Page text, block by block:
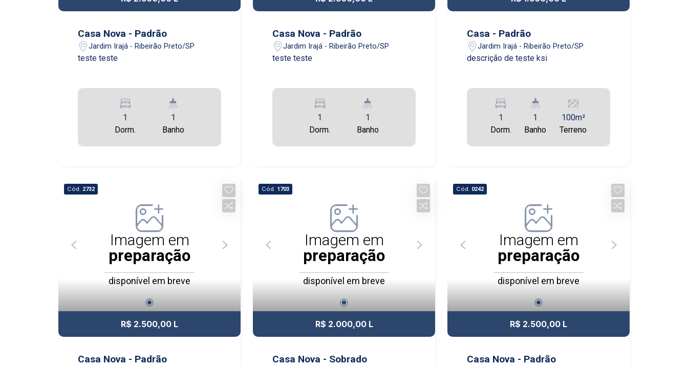
Aug/Mon
Casa Nova - Padrão
Jardim Irajá - Ribeirão Preto/SP
teste teste
1
Dorm.
1
Banho
Casa Nova - Padrão
Jardim Irajá - Ribeirão Preto/SP
teste teste
1
Dorm.
1
Banho
Casa - Padrão
Jardim Irajá - Ribeirão Preto/SP
descrição de teste ksi
1
Dorm.
1
Banho
100m²
Terreno
Cód. 2732
Imagem em
preparação
disponível em breve
R$ 2.500,00 L
Casa Nova - Padrão
Cód. 1703
Imagem em
preparação
disponível em breve
R$ 2.000,00 L
Casa Nova - Sobrado
Cód. 0242
Imagem em
preparação
disponível em breve
R$ 2.500,00 L
Casa Nova - Padrão